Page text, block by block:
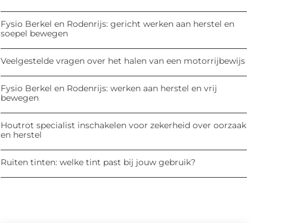
Fysio Berkel en Rodenrijs: gericht werken aan herstel en
soepel bewegen
Veelgestelde vragen over het halen van een motorrijbewijs
Fysio Berkel en Rodenrijs: werken aan herstel en vrij
bewegen
Houtrot specialist inschakelen voor zekerheid over oorzaak
en herstel
Ruiten tinten: welke tint past bij jouw gebruik?